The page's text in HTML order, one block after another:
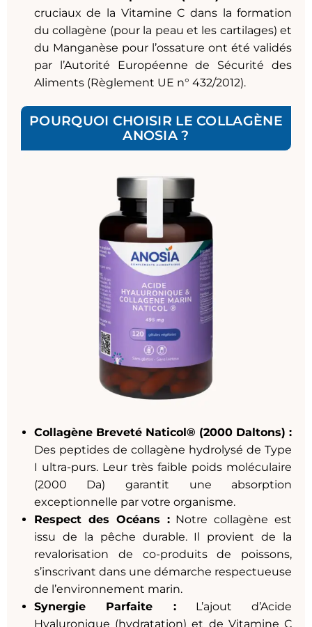
cruciaux de la Vitamine C dans la formation
du collagène (pour la peau et les cartilages) et
du Manganèse pour l’ossature ont été validés
par l’Autorité Européenne de Sécurité des
Aliments (Règlement UE n° 432/2012).
POURQUOI CHOISIR LE COLLAGÈNE
ANOSIA ?
Collagène Breveté Naticol® (2000 Daltons) :
Des peptides de collagène hydrolysé de Type
I ultra-purs. Leur très faible poids moléculaire
(2000 Da) garantit une absorption
exceptionnelle par votre organisme.
Respect des Océans :Notre collagène est
issu de la pêche durable. Il provient de la
revalorisation de co-produits de poissons,
s’inscrivant dans une démarche respectueuse
de l’environnement marin.
Synergie Parfaite :L’ajout d’Acide
Hyaluronique (hydratation) et de Vitamine C